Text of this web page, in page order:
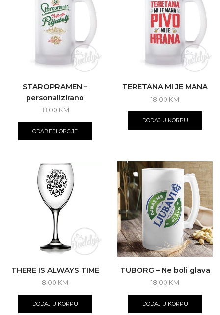
STAROPRAMEN –
personalizirano
18.00 KM
ODABERI OPCIJE
TERETANA MI JE MANA
18.00 KM
DODAJ U KORPU
THERE IS ALWAYS TIME
8.00 KM
DODAJ U KORPU
TUBORG – Ne boli glava
18.00 KM
DODAJ U KORPU